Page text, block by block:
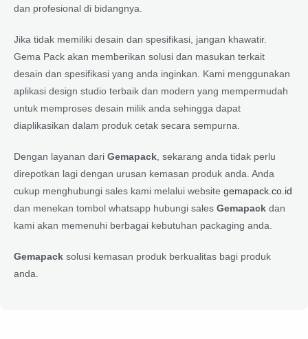
dan profesional di bidangnya.
Jika tidak memiliki desain dan spesifikasi, jangan khawatir.
Gema Pack akan memberikan solusi dan masukan terkait
desain dan spesifikasi yang anda inginkan. Kami menggunakan
aplikasi design studio terbaik dan modern yang mempermudah
untuk memproses desain milik anda sehingga dapat
diaplikasikan dalam produk cetak secara sempurna.
Dengan layanan dari Gemapack , sekarang anda tidak perlu
direpotkan lagi dengan urusan kemasan produk anda. Anda
cukup menghubungi sales kami melalui website gemapack.co.id
dan menekan tombol whatsapp hubungi sales Gemapack dan
kami akan memenuhi berbagai kebutuhan packaging anda.
Gemapack solusi kemasan produk berkualitas bagi produk
anda.